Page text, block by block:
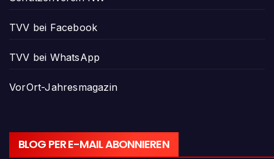
TVV bei Facebook
TVV bei WhatsApp
VorOrt-Jahresmagazin
BLOG PER E-MAIL ABONNIEREN